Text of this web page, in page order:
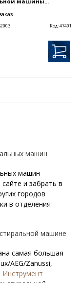
Код:47401
машин
машин
и забрать в
городов
в отделения
машине
самая большая
AEG/Zanussi,
Инструмент